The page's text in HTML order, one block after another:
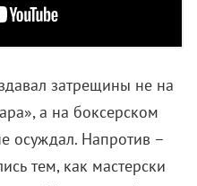
затрещины не на
а на боксерском
осуждал. Напротив –
тем, как мастерски